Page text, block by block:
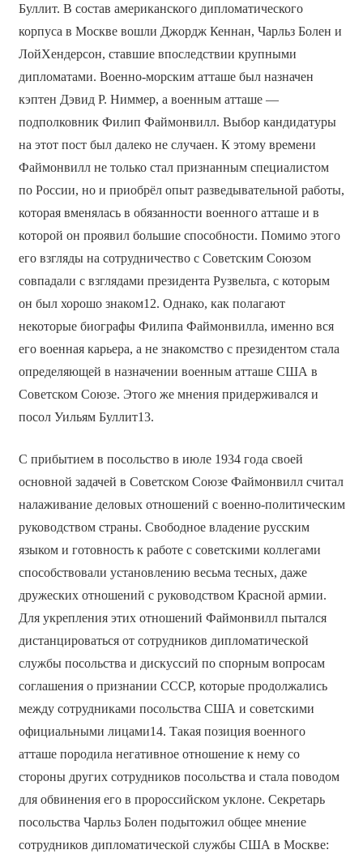
Буллит. В состав американского дипломатического
корпуса в Москве вошли Джордж Кеннан, Чарльз Болен и
ЛойХендерсон, ставшие впоследствии крупными
дипломатами. Военно-морским атташе был назначен
кэптен Дэвид Р. Ниммер, а военным атташе —
подполковник Филип Файмонвилл. Выбор кандидатуры
на этот пост был далеко не случаен. К этому времени
Файмонвилл не только стал признанным специалистом
по России, но и приобрёл опыт разведывательной работы,
которая вменялась в обязанности военного атташе и в
которой он проявил большие способности. Помимо этого
его взгляды на сотрудничество с Советским Союзом
совпадали с взглядами президента Рузвельта, с которым
он был хорошо знаком12. Однако, как полагают
некоторые биографы Филипа Файмонвилла, именно вся
его военная карьера, а не знакомство с президентом стала
определяющей в назначении военным атташе США в
Советском Союзе. Этого же мнения придерживался и
посол Уильям Буллит13.
С прибытием в посольство в июле 1934 года своей
основной задачей в Советском Союзе Файмонвилл считал
налаживание деловых отношений с военно-политическим
руководством страны. Свободное владение русским
языком и готовность к работе с советскими коллегами
способствовали установлению весьма тесных, даже
дружеских отношений с руководством Красной армии.
Для укрепления этих отношений Файмонвилл пытался
дистанцироваться от сотрудников дипломатической
службы посольства и дискуссий по спорным вопросам
соглашения о признании СССР, которые продолжались
между сотрудниками посольства США и советскими
официальными лицами14. Такая позиция военного
атташе породила негативное отношение к нему со
стороны других сотрудников посольства и стала поводом
для обвинения его в пророссийском уклоне. Секретарь
посольства Чарльз Болен подытожил общее мнение
сотрудников дипломатической службы США в Москве: